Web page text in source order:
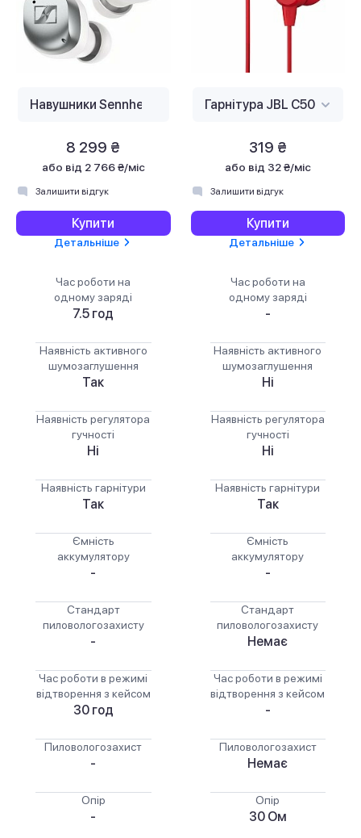
8 299 ₴
або від 2 766 ₴/міс
Залишити відгук
Купити
Детальніше
Час роботи на
одному заряді
7.5 год
Наявність активного
шумозаглушення
Так
Наявність регулятора
гучності
Ні
Наявність гарнітури
Так
Ємність
аккумулятору
-
Стандарт
пиловологозахисту
-
Час роботи в режимі
відтворення з кейсом
30 год
Пиловологозахист
-
Опір
-
319 ₴
або від 32 ₴/міс
Залишити відгук
Купити
Детальніше
Час роботи на
одному заряді
-
Наявність активного
шумозаглушення
Ні
Наявність регулятора
гучності
Ні
Наявність гарнітури
Так
Ємність
аккумулятору
-
Стандарт
пиловологозахисту
Немає
Час роботи в режимі
відтворення з кейсом
-
Пиловологозахист
Немає
Опір
30 Ом